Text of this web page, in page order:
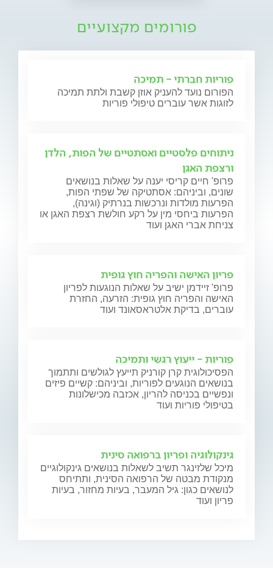
פורומים מקצועיים
פוריות חברתי - תמיכה
הפורום נועד להעניק אוזן קשבת ולתת תמיכה
לזוגות אשר עוברים טיפולי פוריות
ניתוחים פלסטיים ואסתטיים של הפות, הלדן
ורצפת האגן
פרופ' חיים קריסי יענה על שאלות בנושאים
שונים, וביניהם: אסתטיקה של שפתי הפות,
הפרעות מולדות ונרכשות בנרתיק (וגינה),
הפרעות ביחסי מין על רקע חולשת רצפת האגן או
צניחת אברי האגן ועוד
פריון האישה והפריה חוץ גופית
פרופ' זיידמן ישיב על שאלות הנוגעות לפריון
האישה והפריה חוץ גופית: הזרעה, החזרת
עוברים, בדיקת אלטראסאונד ועוד
פוריות - ייעוץ רגשי ותמיכה
הפסיכולוגית קרן קורניק תייעץ לגולשים ותתמוך
בנושאים הנוגעים לפוריות, וביניהם: קשיים פיזים
ונפשיים בכניסה להריון, אכזבה מכישלונות
בטיפולי פוריות ועוד
גינקולוגיה ופריון ברפואה סינית
מיכל שלזינגר תשיב לשאלות בנושאים גינקולוגיים
מנקודת מבטה של הרפואה הסינית, ותתיחס
לנושאים כגון: גיל המעבר, בעיות מחזור, בעיות
פריון ועוד